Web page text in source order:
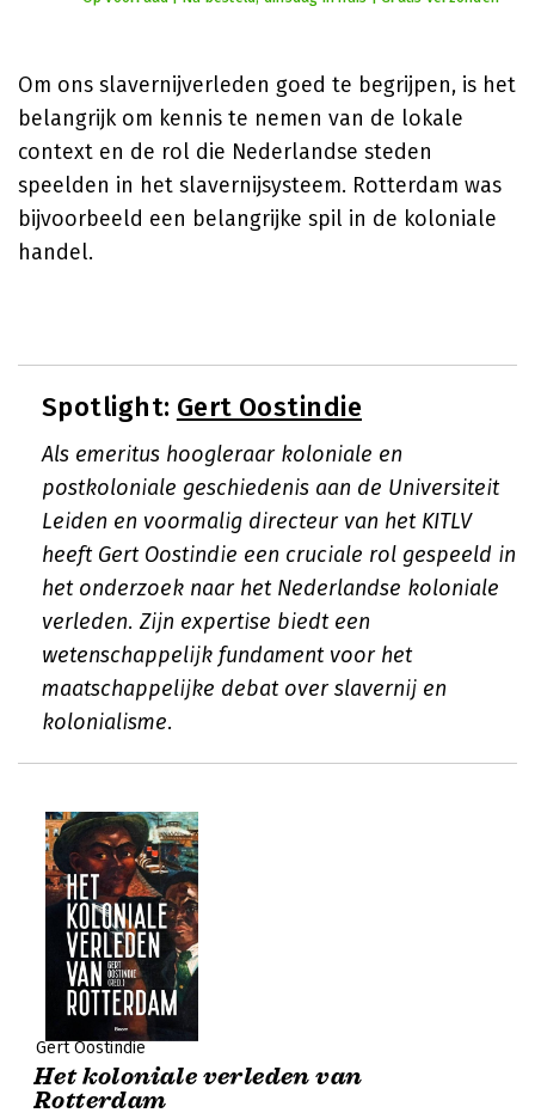
Om ons slavernijverleden goed te begrijpen, is het
belangrijk om kennis te nemen van de lokale
context en de rol die Nederlandse steden
speelden in het slavernijsysteem. Rotterdam was
bijvoorbeeld een belangrijke spil in de koloniale
handel.
Spotlight: Gert Oostindie
Als emeritus hoogleraar koloniale en
postkoloniale geschiedenis aan de Universiteit
Leiden en voormalig directeur van het KITLV
heeft Gert Oostindie een cruciale rol gespeeld in
het onderzoek naar het Nederlandse koloniale
verleden. Zijn expertise biedt een
wetenschappelijk fundament voor het
maatschappelijke debat over slavernij en
kolonialisme.
Gert Oostindie
Het koloniale verleden van
Rotterdam